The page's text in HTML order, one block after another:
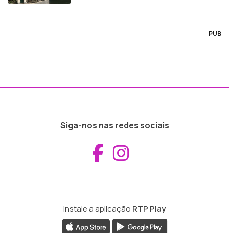
PUB
Siga-nos nas redes sociais
Aceder ao
Instale a aplicação RTP Play